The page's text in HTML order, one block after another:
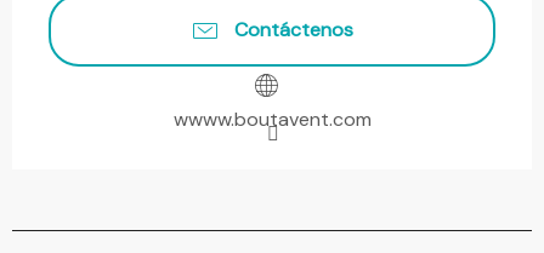
Contáctenos
wwww.boutavent.com